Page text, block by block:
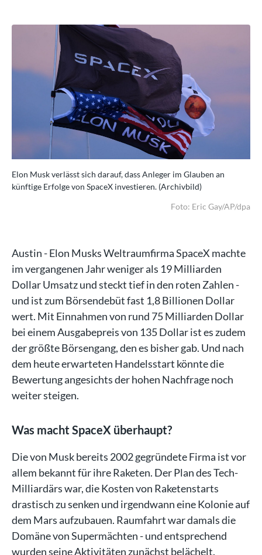
Elon Musk verlässt sich darauf, dass Anleger im Glauben an
künftige Erfolge von SpaceX investieren. (Archivbild)
Foto: Eric Gay/AP/dpa
Austin - Elon Musks Weltraumfirma SpaceX machte
im vergangenen Jahr weniger als 19 Milliarden
Dollar Umsatz und steckt tief in den roten Zahlen -
und ist zum Börsendebüt fast 1,8 Billionen Dollar
wert. Mit Einnahmen von rund 75 Milliarden Dollar
bei einem Ausgabepreis von 135 Dollar ist es zudem
der größte Börsengang, den es bisher gab. Und nach
dem heute erwarteten Handelsstart könnte die
Bewertung angesichts der hohen Nachfrage noch
weiter steigen.
Was macht SpaceX überhaupt?
Die von Musk bereits 2002 gegründete Firma ist vor
allem bekannt für ihre Raketen. Der Plan des Tech-
Milliardärs war, die Kosten von Raketenstarts
drastisch zu senken und irgendwann eine Kolonie auf
dem Mars aufzubauen. Raumfahrt war damals die
Domäne von Supermächten - und entsprechend
wurden seine Aktivitäten zunächst belächelt.